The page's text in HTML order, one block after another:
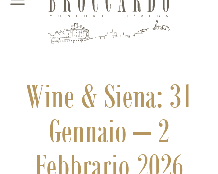
Wine & Siena: 31
Gennaio – 2
Febbrario 2026